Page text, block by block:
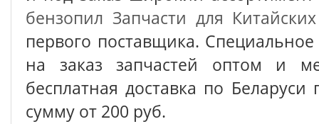
бензопил Запчасти для
первого поставщика.
на заказ запчастей оптом и
бесплатная доставка по Беларуси
сумму от 200 руб.